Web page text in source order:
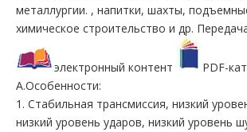
металлургии. , напитки, шахты,
химическое строительство и др.
электронный контент
PDF-
А.Особенности:
1. Стабильная трансмиссия, низкий
низкий уровень ударов, низкий уровень